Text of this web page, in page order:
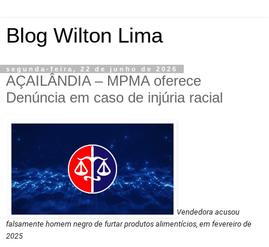
Blog Wilton Lima
segunda-feira, 22 de junho de 2026
AÇAILÂNDIA – MPMA oferece
Denúncia em caso de injúria racial
Vendedora acusou
falsamente homem negro de furtar produtos alimentícios, em fevereiro de
2025